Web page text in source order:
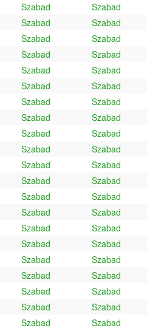
Szabad Szabad
Szabad Szabad
Szabad Szabad
Szabad Szabad
Szabad Szabad
Szabad Szabad
Szabad Szabad
Szabad Szabad
Szabad Szabad
Szabad Szabad
Szabad Szabad
Szabad Szabad
Szabad Szabad
Szabad Szabad
Szabad Szabad
Szabad Szabad
Szabad Szabad
Szabad Szabad
Szabad Szabad
Szabad Szabad
Szabad Szabad